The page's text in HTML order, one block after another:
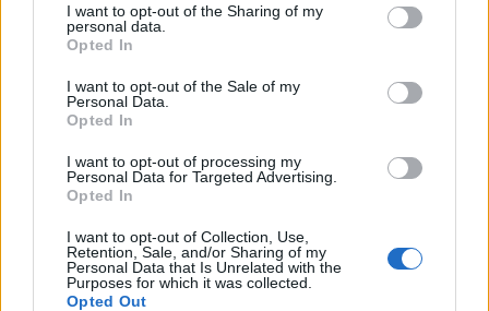
I want to opt-out of the Sharing of my
personal data.
Opted In
I want to opt-out of the Sale of my
Personal Data.
Opted In
I want to opt-out of processing my
Personal Data for Targeted Advertising.
Opted In
I want to opt-out of Collection, Use,
Retention, Sale, and/or Sharing of my
Personal Data that Is Unrelated with the
Purposes for which it was collected.
Opted Out
00:00